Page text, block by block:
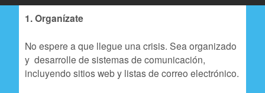
1. Organízate
No espere a que llegue una crisis. Sea organizado
y desarrolle de sistemas de comunicación,
incluyendo sitios web y listas de correo electrónico.